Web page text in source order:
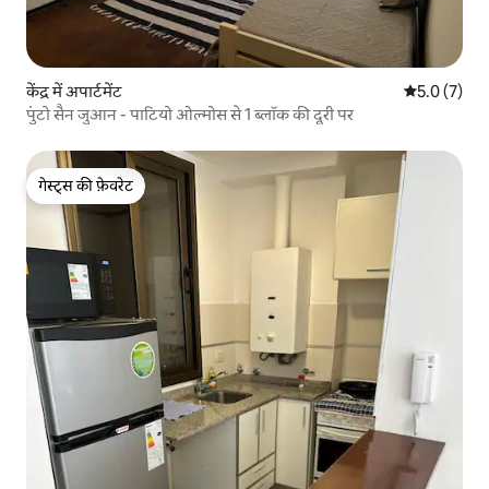
केंद्र में अपार्टमेंट औसत रेटिंग 5
5.0 (7)
पुंटो सैन जुआन - पाटियो ओल्मोस से 1 ब्लॉक की दूरी पर
गेस्ट्स की फ़ेवरेट
गेस्ट्स की फ़ेवरेट